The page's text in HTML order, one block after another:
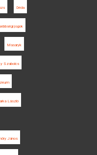
Déda
jogok
Masaryk
Szabolcs
László
János